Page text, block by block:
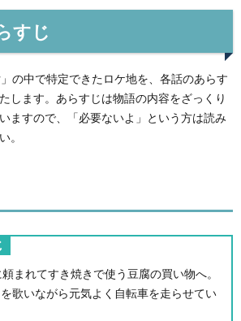
すじ
の中で特定できたロケ地を、各話のあらす
します。あらすじは物語の内容をざっくり
ますので、「必要ないよ」という方は読み
。
まれてすき焼きで使う豆腐の買い物へ。
を歌いながら元気よく自転車を走らせてい